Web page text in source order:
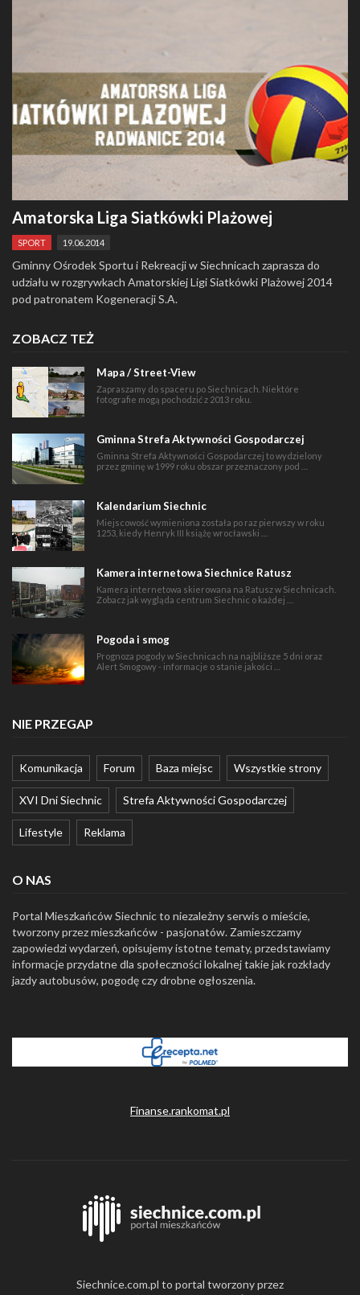
Amatorska Liga Siatkówki Plażowej
SPORT 19.06.2014
Gminny Ośrodek Sportu i Rekreacji w Siechnicach zaprasza do
udziału w rozgrywkach Amatorskiej Ligi Siatkówki Plażowej 2014
pod patronatem Kogeneracji S.A.
ZOBACZ TEŻ
Mapa / Street-View
Zapraszamy do spaceru po Siechnicach. Niektóre
fotografie mogą pochodzić z 2013 roku.
Gminna Strefa Aktywności Gospodarczej
Gminna Strefa Aktywności Gospodarczej to wydzielony
przez gminę w 1999 roku obszar przeznaczony pod …
Kalendarium Siechnic
Miejscowość wymieniona została po raz pierwszy w roku
1253, kiedy Henryk III książę wrocławski …
Kamera internetowa Siechnice Ratusz
Kamera internetowa skierowana na Ratusz w Siechnicach.
Zobacz jak wygląda centrum Siechnic o każdej …
Pogoda i smog
Prognoza pogody w Siechnicach na najbliższe 5 dni oraz
Alert Smogowy - informacje o stanie jakości …
NIE PRZEGAP
Komunikacja Forum Baza miejsc Wszystkie strony
XVI Dni Siechnic Strefa Aktywności Gospodarczej
Lifestyle Reklama
O NAS
Portal Mieszkańców Siechnic to niezależny serwis o mieście,
tworzony przez mieszkańców - pasjonatów. Zamieszczamy
zapowiedzi wydarzeń, opisujemy istotne tematy, przedstawiamy
informacje przydatne dla społeczności lokalnej takie jak rozkłady
jazdy autobusów, pogodę czy drobne ogłoszenia.
Finanse.rankomat.pl
Siechnice.com.pl to portal tworzony przez